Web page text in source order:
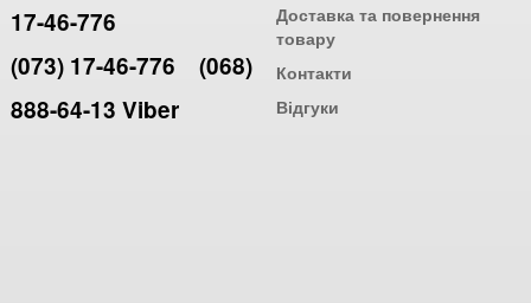
17-46-776
(073) 17-46-776
(068)
888-64-13 Viber
Доставка та повернення
товару
Контакти
Відгуки